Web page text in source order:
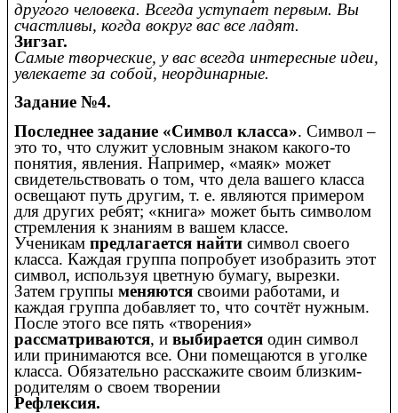
другого человека. Всегда уступает первым. Вы
счастливы, когда вокруг вас все ладят.
Зигзаг.
Самые творческие, у вас всегда интересные идеи,
увлекаете за собой, неординарные.
Задание №4.
Последнее задание «Символ класса». Символ –
это то, что служит условным знаком какого-то
понятия, явления. Например, «маяк» может
свидетельствовать о том, что дела вашего класса
освещают путь другим, т. е. являются примером
для других ребят; «книга» может быть символом
стремления к знаниям в вашем классе.
Ученикампредлагается найти символ своего
класса. Каждая группа попробует изобразить этот
символ, используя цветную бумагу, вырезки.
Затем группыменяются своими работами, и
каждая группа добавляет то, что сочтёт нужным.
После этого все пять «творения»
рассматриваются, ивыбираетсяодин символ
или принимаются все. Они помещаются в уголке
класса. Обязательно расскажите своим близким-
родителям о своем творении
Рефлексия.